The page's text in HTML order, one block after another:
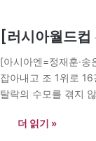
[러시아월드
[아시아엔=정재훈·
잡아내고 조 1위로
탈락의 수모를 겪지
더 읽기 »